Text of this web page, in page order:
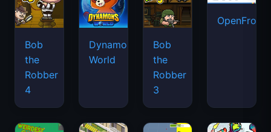
Bob
the
Robber
4
Dynamons
World
Bob
the
Robber
3